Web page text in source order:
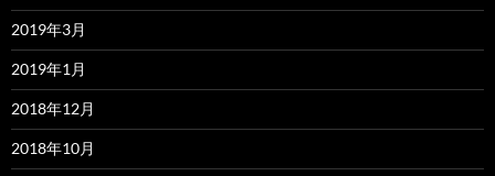
2019年3月
2019年1月
2018年12月
2018年10月